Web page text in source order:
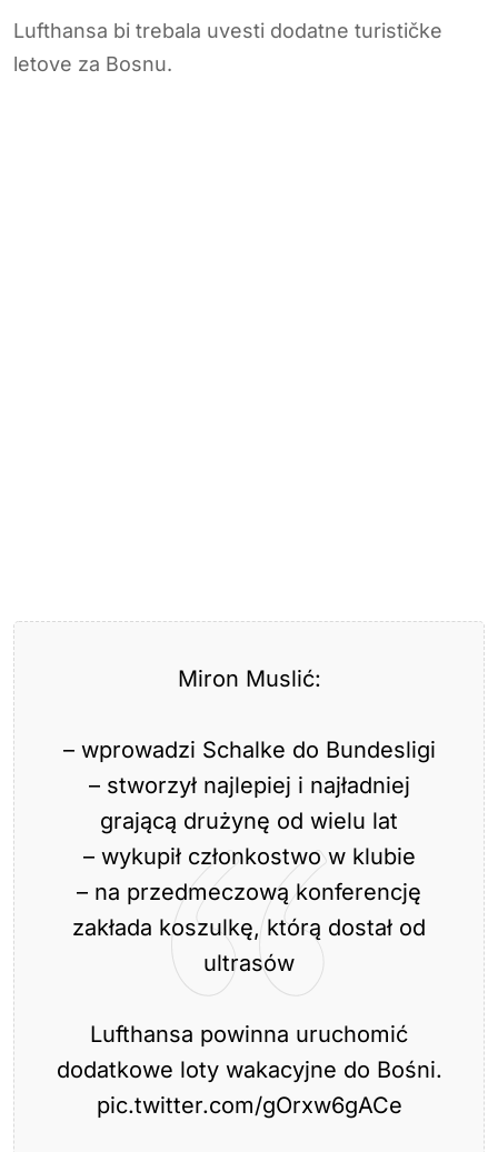
Lufthansa bi trebala uvesti dodatne turističke
letove za Bosnu.
Miron Muslić:
– wprowadzi Schalke do Bundesligi
– stworzył najlepiej i najładniej
grającą drużynę od wielu lat
– wykupił członkostwo w klubie
– na przedmeczową konferencję
zakłada koszulkę, którą dostał od
ultrasów
Lufthansa powinna uruchomić
dodatkowe loty wakacyjne do Bośni.
pic.twitter.com/gOrxw6gACe